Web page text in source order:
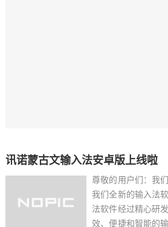
讯诺蒙古文输入法安卓版上线啦
尊敬的用户们：我
我们全新的输入法
法软件经过精心研
效、便捷和智能的